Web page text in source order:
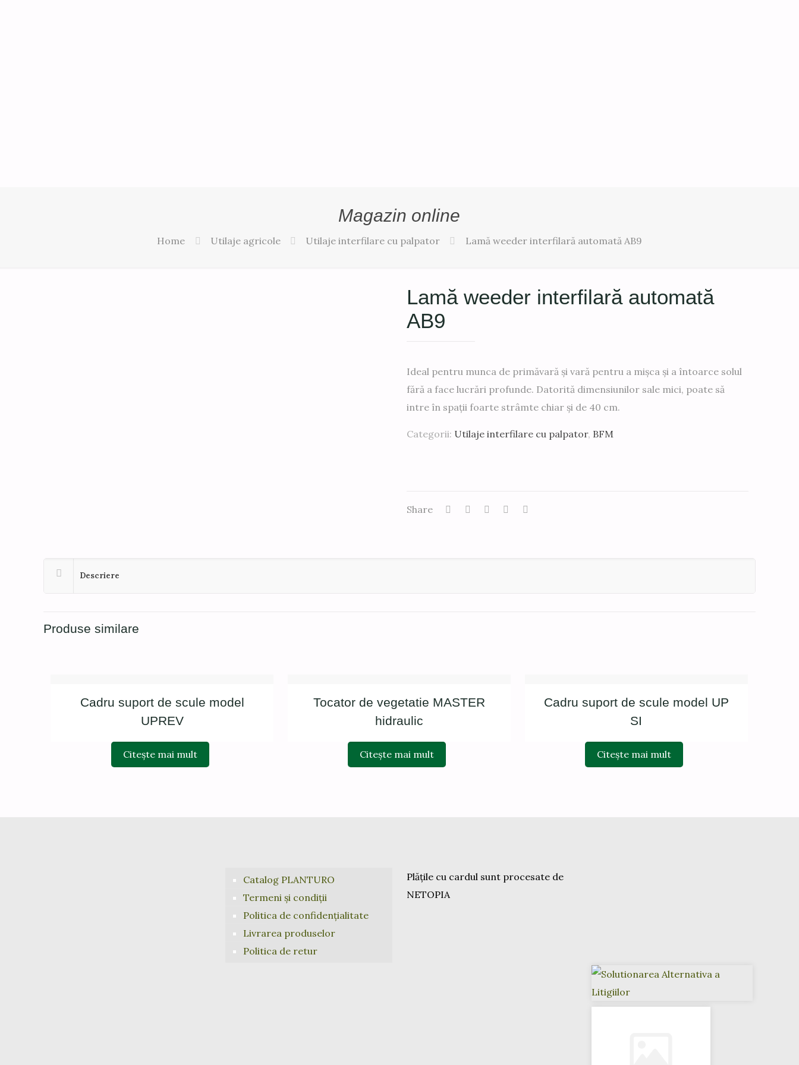
Magazin online
Home Utilaje agricole Utilaje interfilare cu palpator Lamă weeder interfilară automată AB9
Lamă weeder interfilară automată
AB9
Ideal pentru munca de primăvară și vară pentru a mișca și a întoarce solul
fără a face lucrări profunde. Datorită dimensiunilor sale mici, poate să
intre în spații foarte strâmte chiar și de 40 cm.
Categorii: Utilaje interfilare cu palpator, BFM
Share
Descriere
Produse similare
Cadru suport de scule model
UPREV
Citește mai mult
Tocator de vegetatie MASTER
hidraulic
Citește mai mult
Cadru suport de scule model UP
SI
Citește mai mult
Catalog PLANTURO
Termeni și condiții
Politica de confidențialitate
Livrarea produselor
Politica de retur
Plățile cu cardul sunt procesate de
NETOPIA